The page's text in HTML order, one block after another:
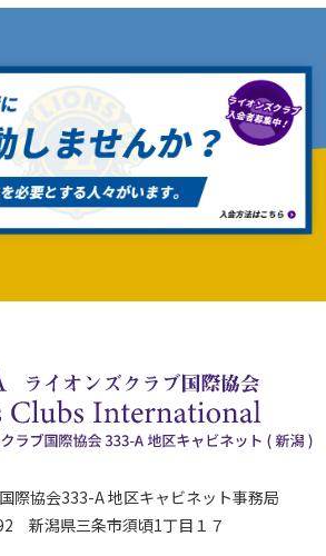
際協会333-A 地区キャビネット事務局
新潟県三条市須頃1丁目１７